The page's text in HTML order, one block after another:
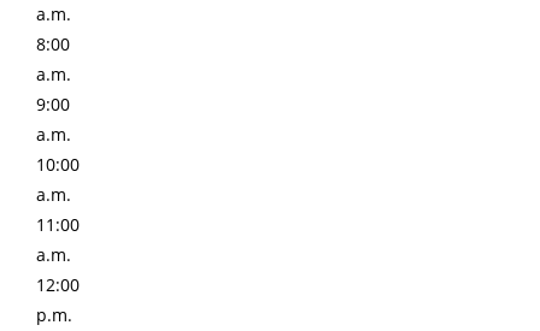
a.m.
8:00
a.m.
9:00
a.m.
10:00
a.m.
11:00
a.m.
12:00
p.m.